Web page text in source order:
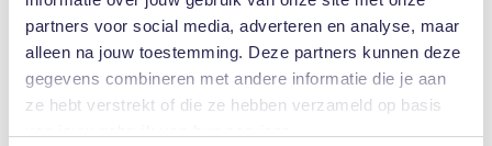
partners voor social media, adverteren en analyse, maar
alleen na jouw toestemming. Deze partners kunnen deze
gegevens combineren met andere informatie die je aan
ze hebt verstrekt of die ze hebben verzameld op basis
Werkgever beschuldigt werknemer onterecht van verkrachting